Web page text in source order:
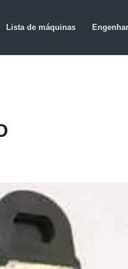
Lista de máquinas